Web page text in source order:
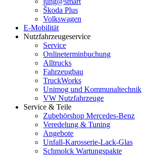
Škoda Plus
Volkswagen
E-Mobilität
Nutzfahrzeugeservice
Service
Onlineterminbuchung
Alltrucks
Fahrzeugbau
TruckWorks
Unimog und Kommunaltechnik
VW Nutzfahrzeuge
Service & Teile
Zubehörshop Mercedes-Benz
Veredelung & Tuning
Angebote
Unfall-Karosserie-Lack-Glas
Schmolck Wartungspakte